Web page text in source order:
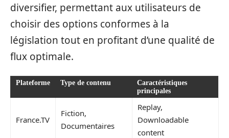
diversifier, permettant aux utilisateurs de
choisir des options conformes à la
législation tout en profitant d’une qualité de
flux optimale.
Plateforme Type de contenu
Caractéristiques
principales
France.TV
Fiction,
Documentaires
Replay,
Downloadable
content